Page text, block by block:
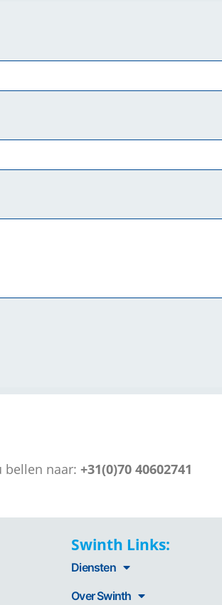
bellen naar: +31(0)70 40602741
Swinth Links:
Diensten
Over Swinth